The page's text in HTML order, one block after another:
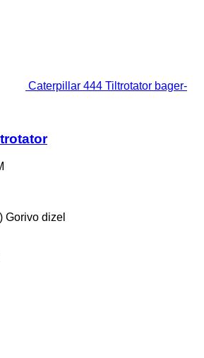
Caterpillar 444 Tiltrotator bager-
Gorivo dizel